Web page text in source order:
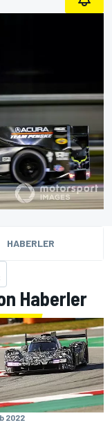
HABERLER
Haberler
2022